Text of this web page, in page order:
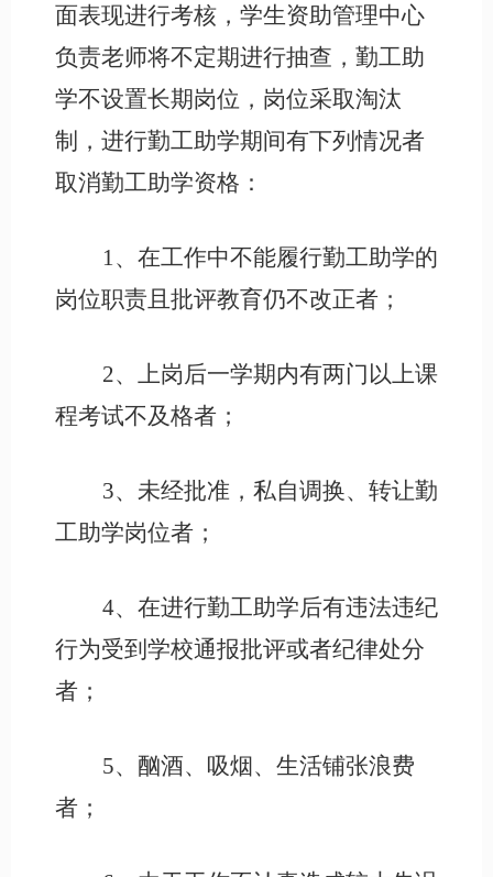
面表现进行考核，学生资助管理中心
负责老师将不定期进行抽查，勤工助
学不设置长期岗位，岗位采取淘汰
制，进行勤工助学期间有下列情况者
取消勤工助学资格：
1、在工作中不能履行勤工助学的
岗位职责且批评教育仍不改正者；
2、上岗后一学期内有两门以上课
程考试不及格者；
3、未经批准，私自调换、转让勤
工助学岗位者；
4、在进行勤工助学后有违法违纪
行为受到学校通报批评或者纪律处分
者；
5、酗酒、吸烟、生活铺张浪费
者；